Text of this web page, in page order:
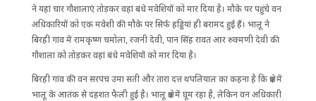
ने यहां चार गौशालाएं तोड़कर वहां बंधे मवेशियों को मार दिया है। मौके पर ‌पहुंचे वन
अधिकारियों को एक मवेशी की मौके पर सिर्फ हड्डियां ही बरामद हुई हैं। भालू ने
बिरही गांव में रामकृष्ण चमोला, रजनी देवी, पान सिंह रावत आर रुक्मणी देवी की
गौशाला को तोड़कर वहां बंधे मवेशियों को मार दिया है।
बिरही गांव की वन सरपंच उमा सती और तारा दत्त थपलियाल का कहना है कि क्षेत्र में
भालू के आतंक से दहशत फैली हुई है। भालू क्षेत्र में घूम रहा है, लेकिन वन अधिकारी